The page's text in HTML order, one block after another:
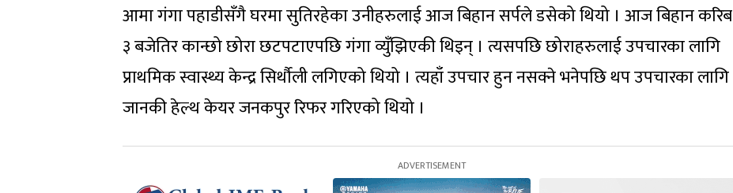
आमा गंगा पहाडीसँगै घरमा सुतिरहेका उनीहरुलाई आज बिहान सर्पले डसेको थियो । आज बिहान करिब
३ बजेतिर कान्छो छोरा छटपटाएपछि गंगा व्युँझिएकी थिइन् । त्यसपछि छोराहरुलाई उपचारका लागि
प्राथमिक स्वास्थ्य केन्द्र सिर्थौली लगिएको थियो । त्यहाँ उपचार हुन नसक्ने भनेपछि थप उपचारका लागि
जानकी हेल्थ केयर जनकपुर रिफर गरिएको थियो ।